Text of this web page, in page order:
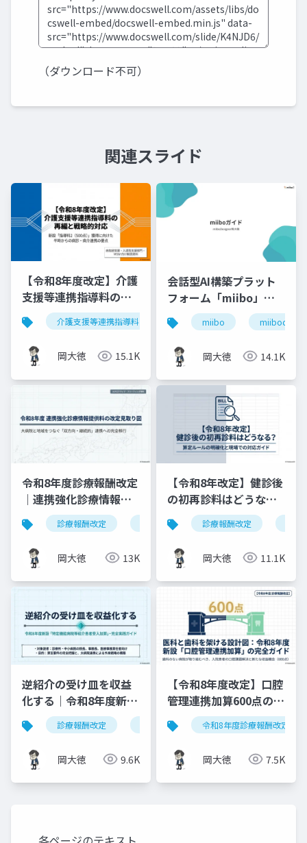
（ダウンロード不可）
関連スライド
【令和8年度改定】介護
支援等連携指導料の再
編と戦略的対応｜指導
料2（500点）の要件整
理
介護支援等連携指導料 令和8年度診療報酬改定
岡大徳 15.1K
会話型AI構築プラット
フォーム「miibo」ガ
イド
miibo
岡大徳 14.1K
令和8年度診療報酬改定
｜連携強化診療情報提
供料の見直しを図解で
解説
診療報酬改定 連携強化診療情報提供料 令和8年度
岡大徳 13K
【令和8年改定】健診後
の初再診料はどうな
る？算定ルールの明確
化と現場での対応ガイ
ド
診療報酬改定
岡大徳 11.1K
逆紹介の受け皿を収益
化する｜令和8年度新設
「特定機能病院等紹介
患者受入加算」完全実
践ガイド
診療報酬改定 特定機能病院等紹介患者受入加算
岡大徳 9.6K
【令和8年度改定】口腔
管理連携加算600点の算
定要件・施設基準まと
め
令和8年度診療報酬改定
岡大徳 7.5K